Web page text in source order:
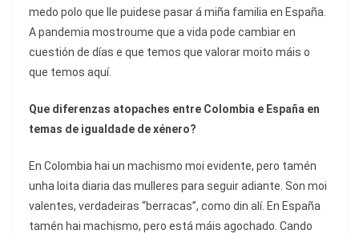
medo polo que lle puidese pasar á miña familia en España.
A pandemia mostroume que a vida pode cambiar en
cuestión de días e que temos que valorar moito máis o
que temos aquí.
Que diferenzas atopaches entre Colombia e España en
temas de igualdade de xénero?
En Colombia hai un machismo moi evidente, pero tamén
unha loita diaria das mulleres para seguir adiante. Son moi
valentes, verdadeiras “berracas”, como din alí. En España
tamén hai machismo, pero está máis agochado. Cando